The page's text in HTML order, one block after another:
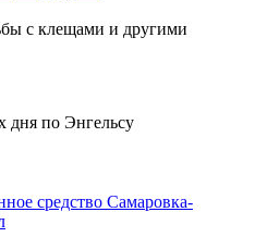
с клещами и другими
дня по Энгельсу